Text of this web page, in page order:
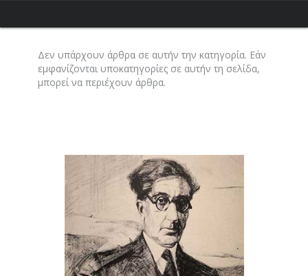
Δεν υπάρχουν άρθρα σε αυτήν την κατηγορία. Εάν
εμφανίζονται υποκατηγορίες σε αυτήν τη σελίδα,
μπορεί να περιέχουν άρθρα.